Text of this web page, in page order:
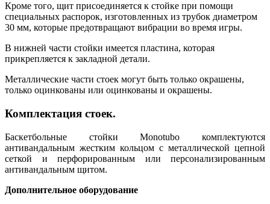
Кроме того, щит присоединяется к стойке при помощи
специальных распорок, изготовленных из трубок диаметром
30 мм, которые предотвращают вибрации во время игры.
В нижней части стойки имеется пластина, которая
прикрепляется к закладной детали.
Металлические части стоек могут быть только окрашены,
только оцинкованы или оцинкованы и окрашены.
Комплектация стоек.
Баскетбольные стойки Monotubo комплектуются
антивандальным жестким кольцом с металлической цепной
сеткой и перфорированным или персонализированным
антивандальным щитом.
Дополнительное оборудование